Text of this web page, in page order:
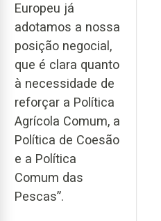
Europeu já
adotamos a nossa
posição negocial,
que é clara quanto
à necessidade de
reforçar a Política
Agrícola Comum, a
Política de Coesão
e a Política
Comum das
Pescas”.